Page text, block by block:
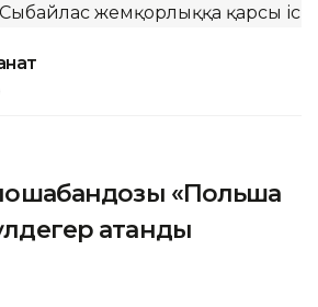
Сыбайлас жемқорлыққа қарсы іс-
«Польша
атанды